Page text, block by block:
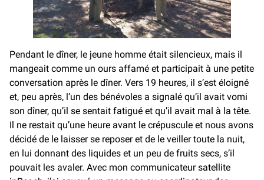
Pendant le dîner, le jeune homme était silencieux, mais il
mangeait comme un ours affamé et participait à une petite
conversation après le dîner. Vers 19 heures, il s’est éloigné
et, peu après, l’un des bénévoles a signalé qu’il avait vomi
son dîner, qu’il se sentait fatigué et qu’il avait mal à la tête.
Il ne restait qu’une heure avant le crépuscule et nous avons
décidé de le laisser se reposer et de le veiller toute la nuit,
en lui donnant des liquides et un peu de fruits secs, s’il
pouvait les avaler. Avec mon communicateur satellite